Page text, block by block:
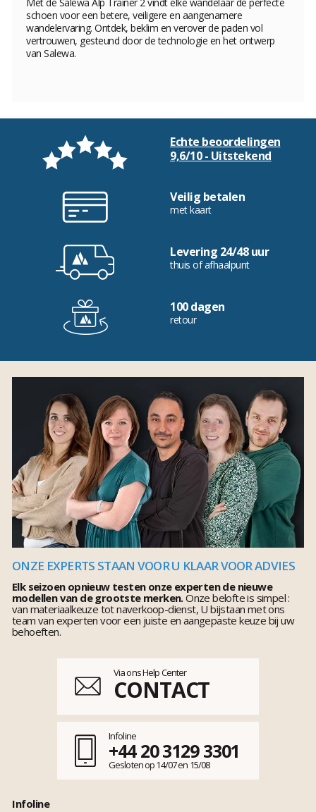
Met de Salewa Alp Trainer 2 vindt elke wandelaar de perfecte
schoen voor een betere, veiligere en aangenamere
wandelervaring. Ontdek, beklim en verover de paden vol
vertrouwen, gesteund door de technologie en het ontwerp
van Salewa.
Echte beoordelingen
9,6/10 - Uitstekend
Veilig betalen
met kaart
Levering 24/48 uur
thuis of afhaalpunt
100 dagen
retour
ONZE EXPERTS STAAN VOOR U KLAAR VOOR ADVIES
Elk seizoen opnieuw testen onze experten de nieuwe
modellen van de grootste merken.Onze belofte is simpel :
van materiaalkeuze tot naverkoop-dienst, U bijstaan met ons
team van experten voor een juiste en aangepaste keuze bij uw
behoeften.
Via ons Help Center
CONTACT
Infoline
+44 20 3129 3301
Gesloten op 14/07 en 15/08
Infoline